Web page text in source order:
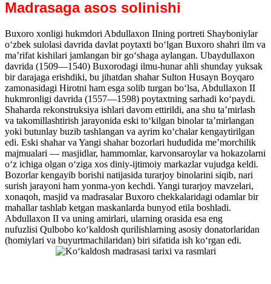
Madrasaga asos solinishi
Buxoro xonligi hukmdori Abdullaxon IIning portreti Shayboniylar
oʻzbek sulolasi davrida davlat poytaxti boʻlgan Buxoro shahri ilm va
maʼrifat kishilari jamlangan bir goʻshaga aylangan. Ubaydullaxon
davrida (1509—1540) Buxorodagi ilmu-hunar ahli shunday yuksak
bir darajaga erishdiki, bu jihatdan shahar Sulton Husayn Boyqaro
zamonasidagi Hirotni ham esga solib turgan boʻlsa, Abdullaxon II
hukmronligi davrida (1557—1598) poytaxtning sarhadi koʻpaydi.
Shaharda rekonstruksiya ishlari davom ettirildi, ana shu taʼmirlash
va takomillashtirish jarayonida eski toʻkilgan binolar taʼmirlangan
yoki butunlay buzib tashlangan va ayrim koʻchalar kengaytirilgan
edi. Eski shahar va Yangi shahar bozorlari hududida meʼmorchilik
majmualari — masjidlar, hammomlar, karvonsaroylar va hokazolarni
oʻz ichiga olgan oʻziga xos diniy-ijtimoiy markazlar vujudga keldi.
Bozorlar kengayib borishi natijasida turarjoy binolarini siqib, nari
surish jarayoni ham yonma-yon kechdi. Yangi turarjoy mavzelari,
xonaqoh, masjid va madrasalar Buxoro chekkalaridagi odamlar bir
mahallar tashlab ketgan maskanlarda bunyod etila boshladi.
Abdullaxon II va uning amirlari, ularning orasida esa eng
nufuzlisi Qulbobo koʻkaldosh qurilishlarning asosiy donatorlaridan
(homiylari va buyurtmachilaridan) biri sifatida ish koʻrgan edi.